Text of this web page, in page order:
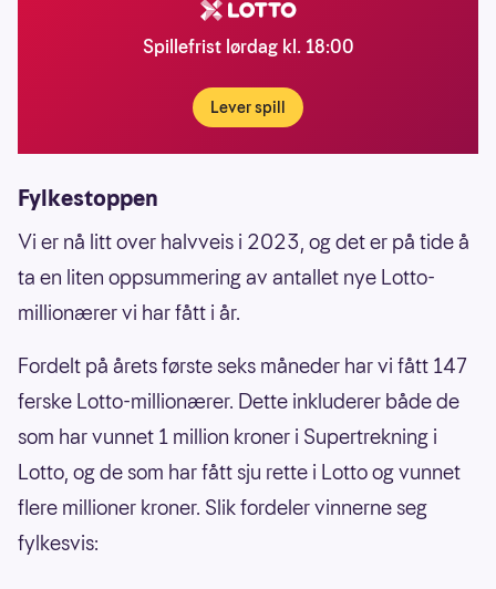
Spillefrist lørdag kl. 18:00
Lever spill
Fylkestoppen
Vi er nå litt over halvveis i 2023, og det er på tide å
ta en liten oppsummering av antallet nye Lotto-
millionærer vi har fått i år.
Fordelt på årets første seks måneder har vi fått 147
ferske Lotto-millionærer. Dette inkluderer både de
som har vunnet 1 million kroner i Supertrekning i
Lotto, og de som har fått sju rette i Lotto og vunnet
flere millioner kroner. Slik fordeler vinnerne seg
fylkesvis: